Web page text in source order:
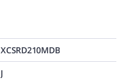
XCSRD210MDB
J